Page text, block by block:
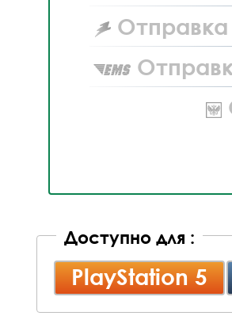
Отправка
Доступно для :
PlayStation 5